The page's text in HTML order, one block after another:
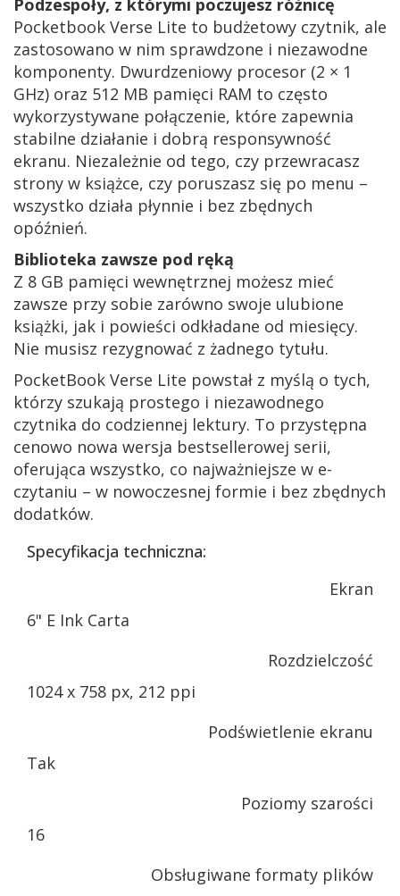
Pocketbook Verse Lite to budżetowy czytnik, ale
zastosowano w nim sprawdzone i niezawodne
komponenty. Dwurdzeniowy procesor (2 × 1
GHz) oraz 512 MB pamięci RAM to często
wykorzystywane połączenie, które zapewnia
stabilne działanie i dobrą responsywność
ekranu. Niezależnie od tego, czy przewracasz
strony w książce, czy poruszasz się po menu –
wszystko działa płynnie i bez zbędnych
opóźnień.
Biblioteka zawsze pod ręką
Z 8 GB pamięci wewnętrznej możesz mieć
zawsze przy sobie zarówno swoje ulubione
książki, jak i powieści odkładane od miesięcy.
Nie musisz rezygnować z żadnego tytułu.
PocketBook Verse Lite powstał z myślą o tych,
którzy szukają prostego i niezawodnego
czytnika do codziennej lektury. To przystępna
cenowo nowa wersja bestsellerowej serii,
oferująca wszystko, co najważniejsze w e-
czytaniu – w nowoczesnej formie i bez zbędnych
dodatków.
Specyfikacja techniczna:
Ekran
6" E Ink Carta
Rozdzielczość
1024 x 758 px, 212 ppi
Podświetlenie ekranu
Tak
Poziomy szarości
16
Obsługiwane formaty plików